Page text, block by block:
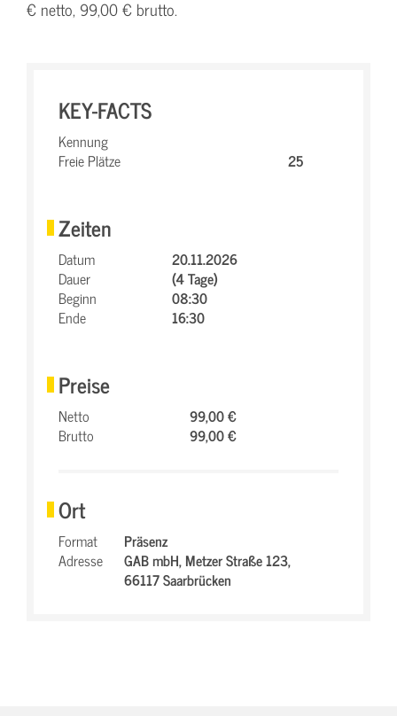
€ netto, 99,00 € brutto.
KEY-FACTS
Kennung
Freie Plätze
25
Zeiten
Datum
20.11.2026
Dauer
(4 Tage)
Beginn
08:30
Ende
16:30
Preise
Netto
99,00 €
Brutto
99,00 €
Ort
Format
Präsenz
Adresse
GAB mbH,Metzer Straße 123,
66117 Saarbrücken